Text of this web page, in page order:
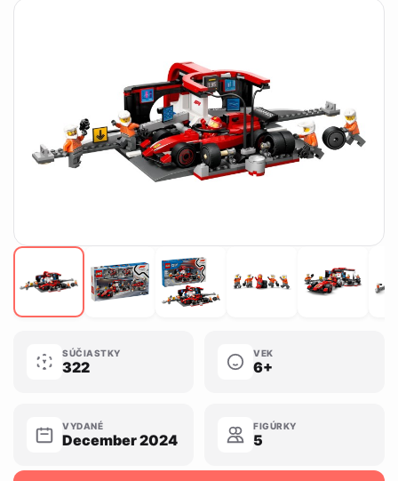
SÚČIASTKY
322
VEK
6+
VYDANÉ
December 2024
FIGÚRKY
5